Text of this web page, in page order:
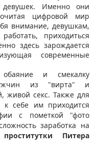
девушек. Именно они
цифровой мир
внимание, девушкам,
приходиться
здесь зарождается
современные
и смекалку
из "вирта" и
живой секс. Также для
себе им приходится
с пометкой "фото
заработка на
проститутки Питера